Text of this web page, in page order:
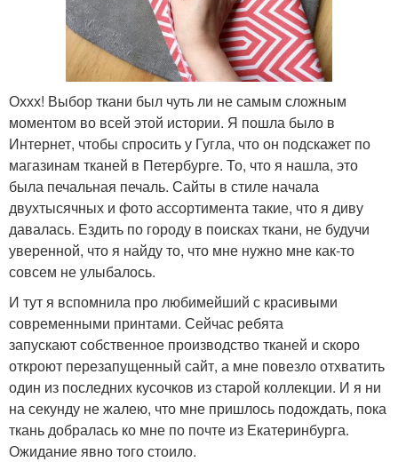
Оххх! Выбор ткани был чуть ли не самым сложным
моментом во всей этой истории. Я пошла было в
Интернет, чтобы спросить у Гугла, что он подскажет по
магазинам тканей в Петербурге. То, что я нашла, это
была печальная печаль. Сайты в стиле начала
двухтысячных и фото ассортимента такие, что я диву
давалась. Ездить по городу в поисках ткани, не будучи
уверенной, что я найду то, что мне нужно мне как-то
совсем не улыбалось.
И тут я вспомнила про любимейший с красивыми
современными принтами. Сейчас ребята
запускают собственное производство тканей и скоро
откроют перезапущенный сайт, а мне повезло отхватить
один из последних кусочков из старой коллекции. И я ни
на секунду не жалею, что мне пришлось подождать, пока
ткань добралась ко мне по почте из Екатеринбурга.
Ожидание явно того стоило.